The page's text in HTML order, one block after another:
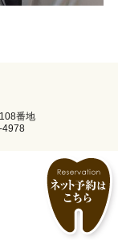
番地
4978